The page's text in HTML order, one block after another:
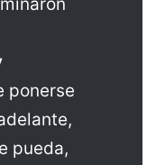
ponerse
pueda,